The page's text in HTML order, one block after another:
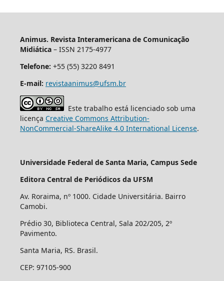
Animus. Revista Interamericana de Comunicação
Midiática– ISSN 2175-4977
Telefone: +55 (55) 3220 8491
E-mail: revistaanimus@ufsm.br
Este trabalho está licenciado sob uma
licença Creative Commons Attribution-
NonCommercial-ShareAlike 4.0 International License.
Universidade Federal de Santa Maria, Campus Sede
Editora Central de Periódicos da UFSM
Av. Roraima, nº 1000. Cidade Universitária. Bairro
Camobi.
Prédio 30, Biblioteca Central, Sala 202/205, 2º
Pavimento.
Santa Maria, RS. Brasil.
CEP: 97105-900